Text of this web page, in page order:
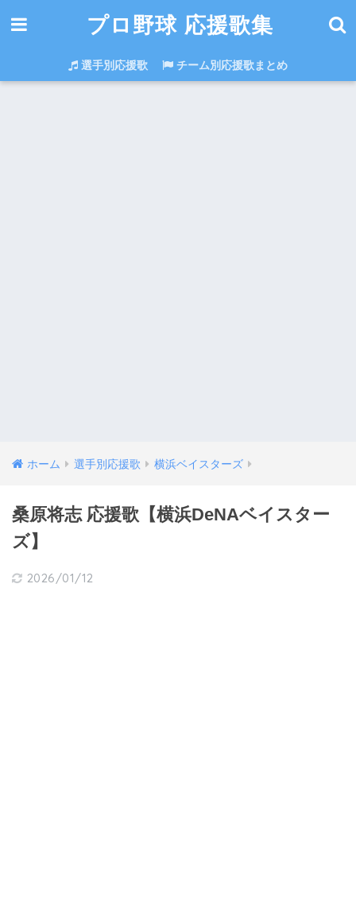
プロ野球 応援歌集
選手別応援歌 チーム別応援歌まとめ
ホーム 選手別応援歌 横浜ベイスターズ
桑原将志 応援歌【横浜DeNAベイスター
ズ】
2026/01/12